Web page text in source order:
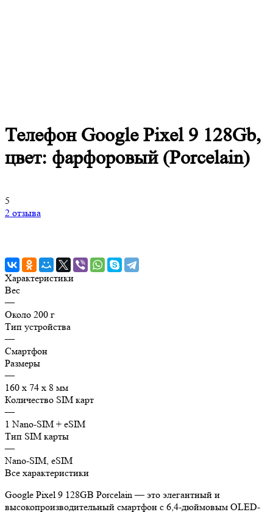
Телефон Google Pixel 9 128Gb,
цвет: фарфоровый (Porcelain)
5
2 отзыва
Характеристики
Вес
—
Около 200 г
Тип устройства
—
Смартфон
Размеры
—
160 x 74 x 8 мм
Количество SIM карт
—
1 Nano-SIM + eSIM
Тип SIM карты
—
Nano-SIM, eSIM
Все характеристики
Google Pixel 9 128GB Porcelain — это элегантный и
высокопроизводительный смартфон с 6,4-дюймовым OLED-